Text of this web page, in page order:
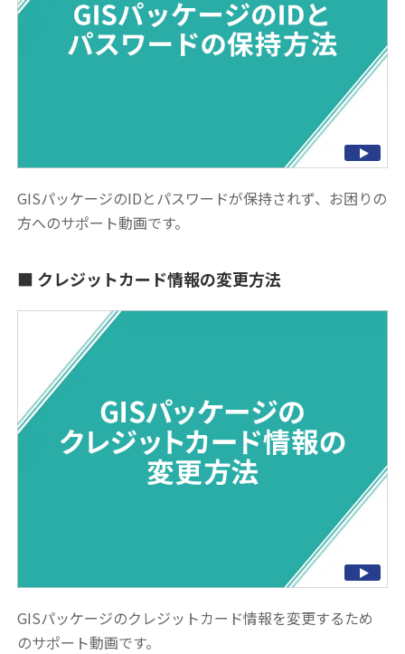
GISパッケージのIDとパスワードが保持されず、お困りの
方へのサポート動画です。
クレジットカード情報の変更方法
GISパッケージのクレジットカード情報を変更するため
のサポート動画です。